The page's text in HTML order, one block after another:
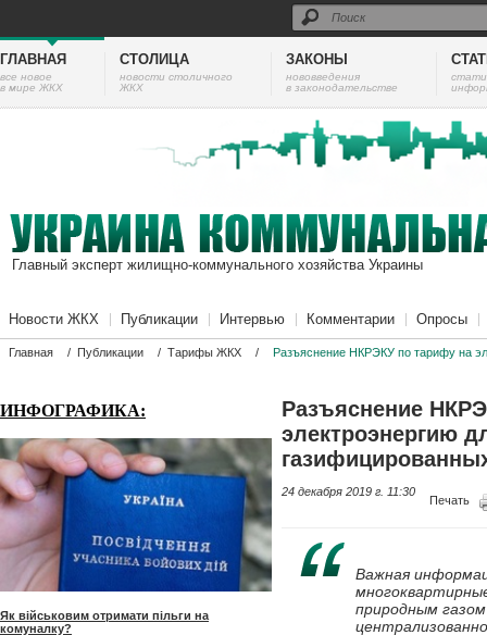
ГЛАВНАЯ
все новое
в мире ЖКХ
СТОЛИЦА
новости столичного
ЖКХ
ЗАКОНЫ
нововведения
в законодательстве
Главный эксперт жилищно-коммунального хозяйства Украины
Новости ЖКХ Публикации Интервью Комментарии Опросы
Главная / Публикации / Тарифы ЖКХ / Разъяснение НКРЭКУ по тарифу на
ИНФОГРАФИКА:
Як військовим отримати пільги на
комуналку?
Разъяснение
электроэнергию
24 декабря 2019 г. 11:30
Печать
Важная
природным